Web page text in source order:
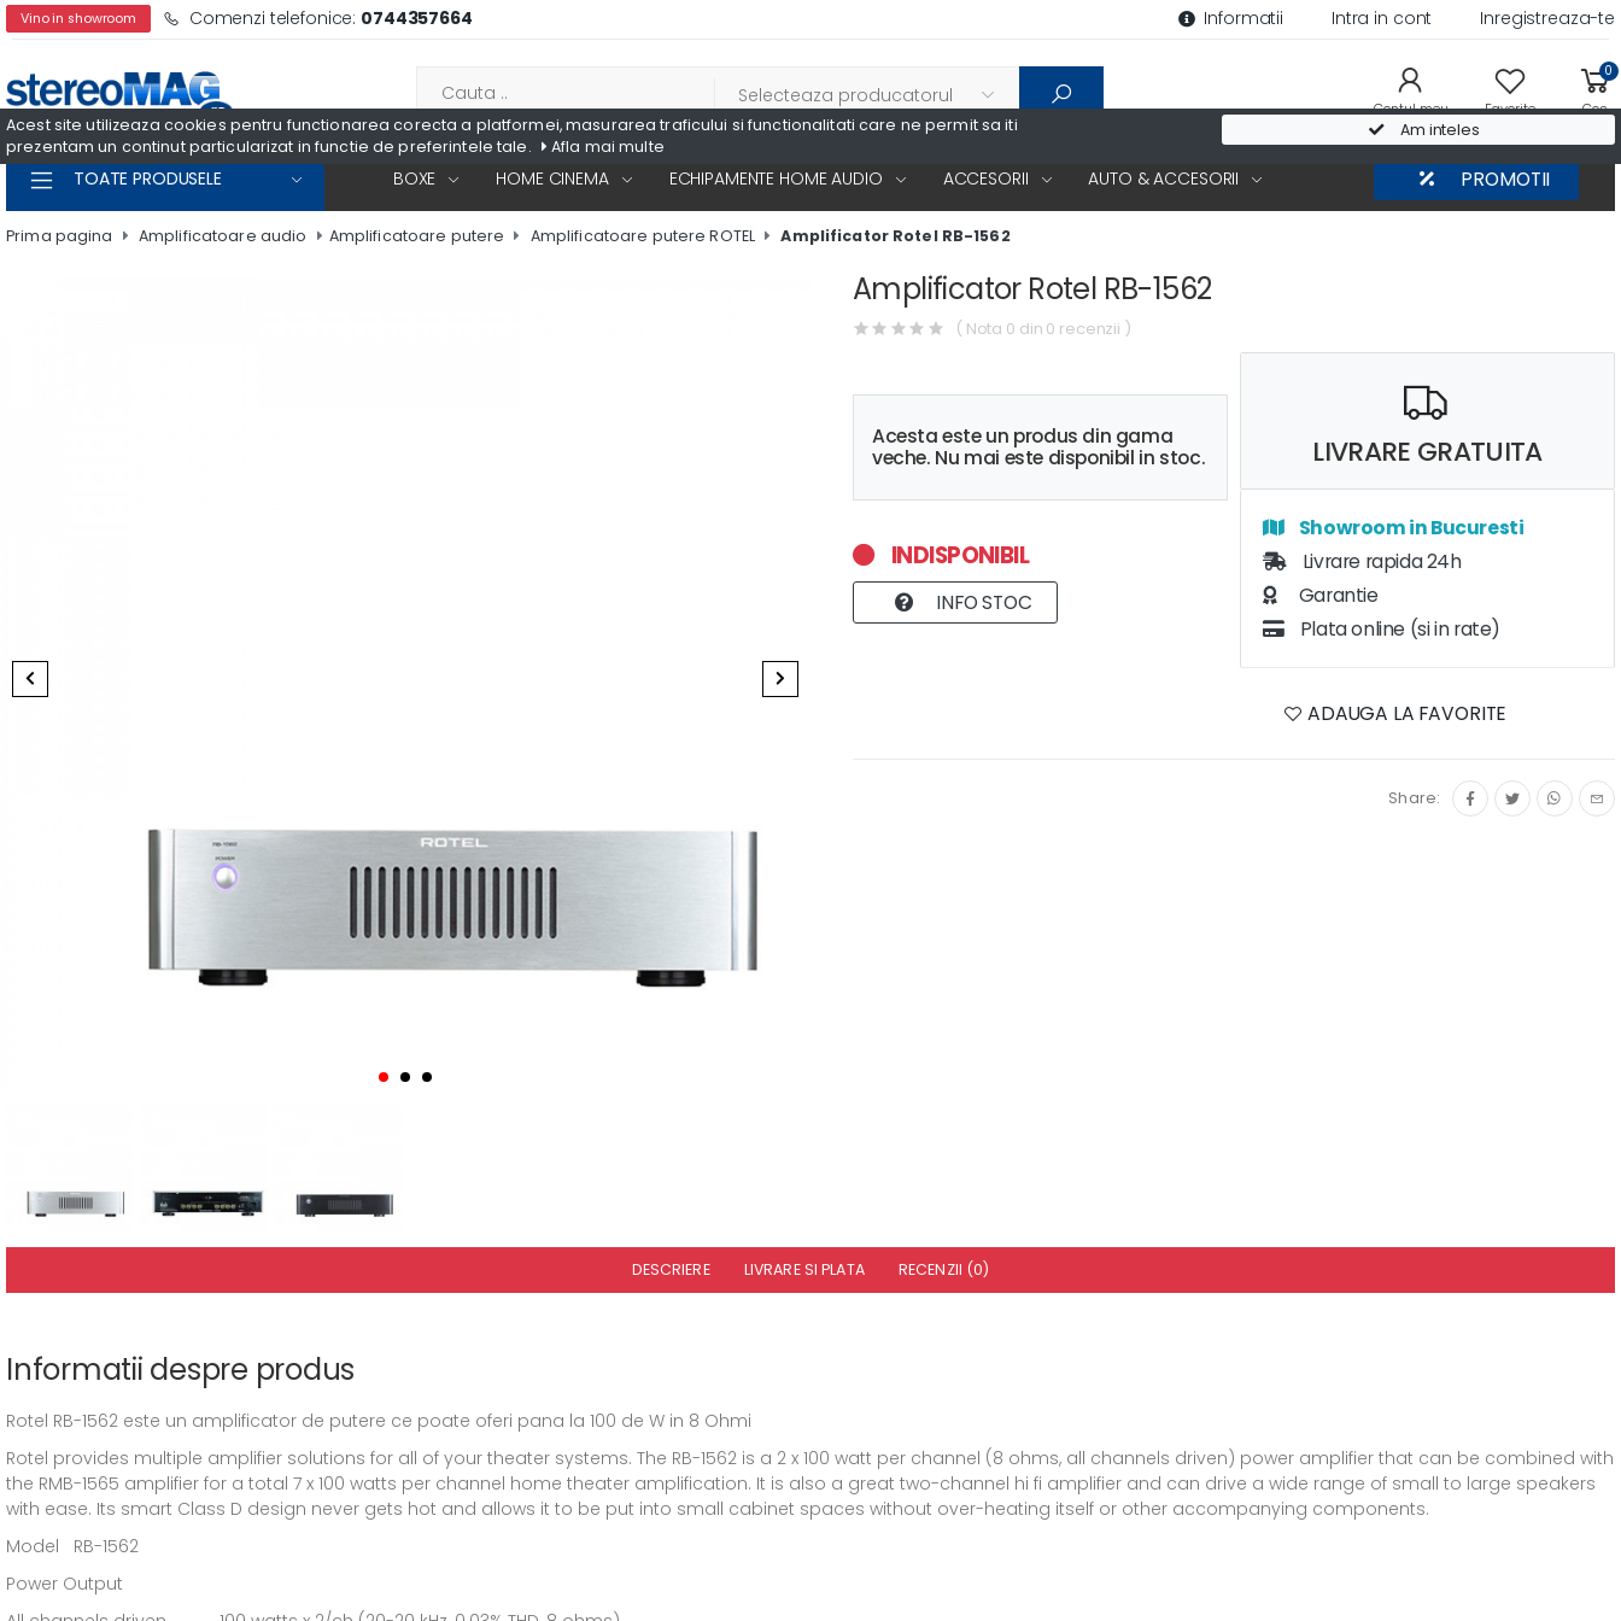
Acest site utilizeaza cookies pentru functionarea corecta a platformei, masurarea traficului si functionalitati care ne permit sa iti
prezentam un continut particularizat in functie de preferintele tale.
Afla mai multe
Am inteles
Vino in showroom Comenzi telefonice: 0744357664 Informatii Intra in cont Inregistreaza-te
Contul meu Favorite
0
Cos
TOATE PRODUSELE BOXE HOME CINEMA ECHIPAMENTE HOME AUDIO ACCESORII AUTO & ACCESORII PROMOTII
Prima pagina Amplificatoare audio Amplificatoare putere Amplificatoare putere ROTEL Amplificator Rotel RB-1562
Amplificator Rotel RB-1562
( Nota 0 din 0 recenzii )
Acesta este un produs din gama
veche. Nu mai este disponibil in stoc.
INDISPONIBIL
INFO STOC
LIVRARE GRATUITA
Showroom in Bucuresti
Livrare rapida 24h
Garantie
Plata online (si in rate)
ADAUGA LA FAVORITE
Share:
DESCRIERE LIVRARE SI PLATA RECENZII (0)
Informatii despre produs
Rotel RB-1562 este un amplificator de putere ce poate oferi pana la 100 de W in 8 Ohmi
Rotel provides multiple amplifier solutions for all of your theater systems. The RB-1562 is a 2 x 100 watt per channel (8 ohms, all channels driven) power amplifier that can be combined with
the RMB-1565 amplifier for a total 7 x 100 watts per channel home theater amplification. It is also a great two-channel hi fi amplifier and can drive a wide range of small to large speakers
with ease. Its smart Class D design never gets hot and allows it to be put into small cabinet spaces without over-heating itself or other accompanying components.
Model RB-1562
Power Output